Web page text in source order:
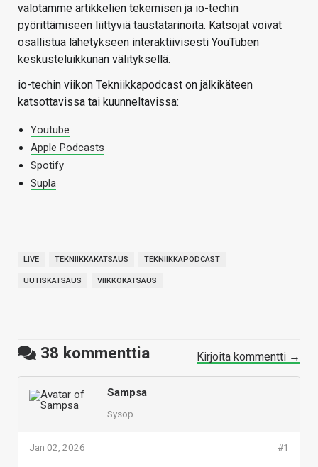
valotamme artikkelien tekemisen ja io-techin
pyörittämiseen liittyviä taustatarinoita. Katsojat voivat
osallistua lähetykseen interaktiivisesti YouTuben
keskusteluikkunan välityksellä.
io-techin viikon Tekniikkapodcast on jälkikäteen
katsottavissa tai kuunneltavissa:
Youtube
Apple Podcasts
Spotify
Supla
LIVE TEKNIIKKAKATSAUS TEKNIIKKAPODCAST
UUTISKATSAUS VIIKKOKATSAUS
38 kommenttia Kirjoita kommentti →
Sampsa
Sysop
#1
Jan 02, 2026